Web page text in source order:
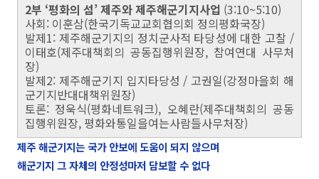
2부 ‘평화의 섬’ 제주와 제주해군기지사업 (3:10~5:10)
사회: 이훈삼(한국기독교교회협의회 정의평화국장)
발제1: 제주해군기지의 정치군사적 타당성에 대한 고찰 /
이태호(제주대책회의 공동집행위원장, 참여연대 사무처
장)
발제2: 제주해군기지 입지타당성 / 고권일(강정마을회 해
군기지반대대책위원장)
토론: 정욱식(평화네트워크), 오혜란(제주대책회의 공동
집행위원장, 평화와통일을여는사람들사무처장)
제주 해군기지는 국가 안보에 도움이 되지 않으며
해군기지 그 자체의 안정성마저 담보할 수 없다